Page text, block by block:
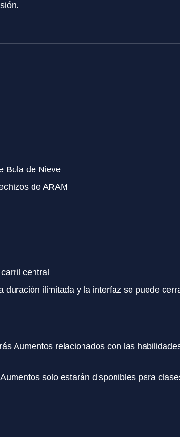
Bola de Nieve
de ARAM
central
duración ilimitada y la interfaz se puede
Aumentos relacionados con las
solo estarán disponibles para